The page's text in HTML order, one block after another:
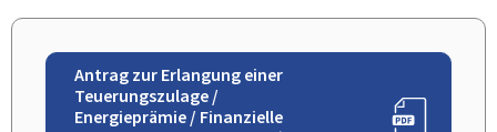
Antrag zur Erlangung einer
Teuerungszulage /
Energieprämie / Finanzielle